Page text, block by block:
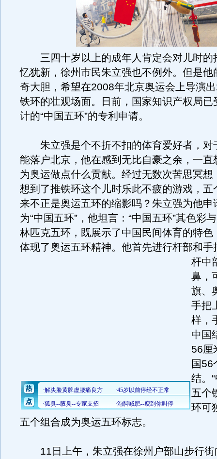
三四十岁以上的成年人肯定会对儿时的
忆犹新，徐州市民朱立强也不例外。但是他
奇大胆，希望在2008年北京奥运会上导演
铁环的壮观场面。日前，国家知识产权局已
计的“中国五环”的专利申请。
朱立强是个不折不扣的体育爱好者，对
能落户北京，他在感到无比自豪之余，一直
为奥运做点什么贡献。经过无数次苦思冥想
想到了推铁环这个儿时乐此不疲的游戏，五
来不正是奥运五环的缩影吗？朱立强为他申
为“中国五环”，他坦言：“中国五环”其色彩
林匹克五环，既展示了中国民间体育的特色
体现了奥运五环精神。 他首先进行杆部和手
杆中
鼻，
旗、
手把
样，
中国
56厘
国56
结。
五个
环可
五个组合成为奥运五环标志。
11日上午，朱立强在徐州户部山步行街